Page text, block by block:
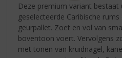
Deze premium variant bestaat
geselecteerde Caribische
geurpallet. Zoet en vol van
boventoon voert. Vervolgens
met tonen van kruidnagel,